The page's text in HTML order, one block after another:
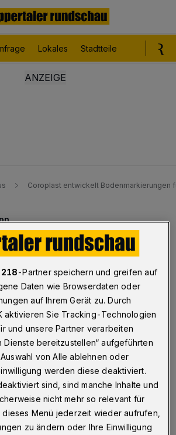
Lokales Stadtteile
Coroplast entwickelt Bodenmarkierungen
Klebebänder für
Distancing Tape“ nennen sich die
für Bodenmarkierungen, mit denen
Coroplast mehr
Zeiten bieten will. Ein Satz
Touristik in der Elberfelder
Uhr Eine Minute Lesezeit
218-Partner speichern und greifen auf
Daten wie Browserdaten oder
auf Ihrem Gerät zu. Durch
aktivieren Sie Tracking-Technologien
und unsere Partner verarbeiten
Dienste bereitzustellen“ aufgeführten
von Alle ablehnen oder
werden diese deaktiviert.
sind, sind manche Inhalte und
nicht mehr so relevant für
dieses Menü jederzeit wieder aufrufen,
zu ändern oder Ihre Einwilligung